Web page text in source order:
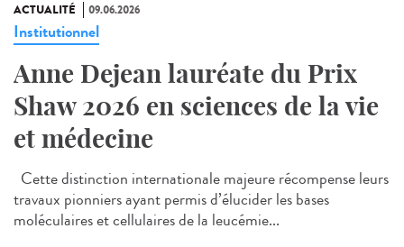
ACTUALITÉ 09.06.2026
Institutionnel
Anne Dejean lauréate du Prix
Shaw 2026 en sciences de la vie
et médecine
Cette distinction internationale majeure récompense leurs
travaux pionniers ayant permis d’élucider les bases
moléculaires et cellulaires de la leucémie...